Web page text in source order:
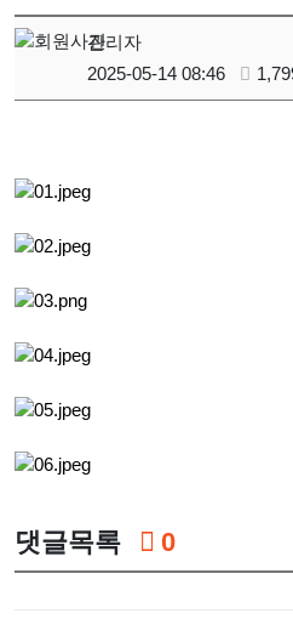
관리자
2025-05-14 08:46
댓글목록 0